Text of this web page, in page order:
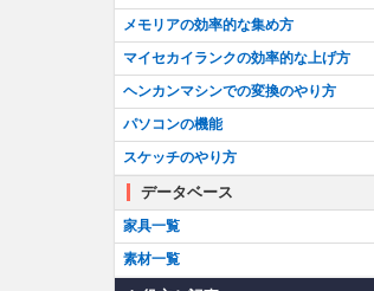
メモリアの効率的な集め方
マイセカイランクの効率的な上げ方
ヘンカンマシンでの変換のやり方
パソコンの機能
スケッチのやり方
データベース
家具一覧
素材一覧